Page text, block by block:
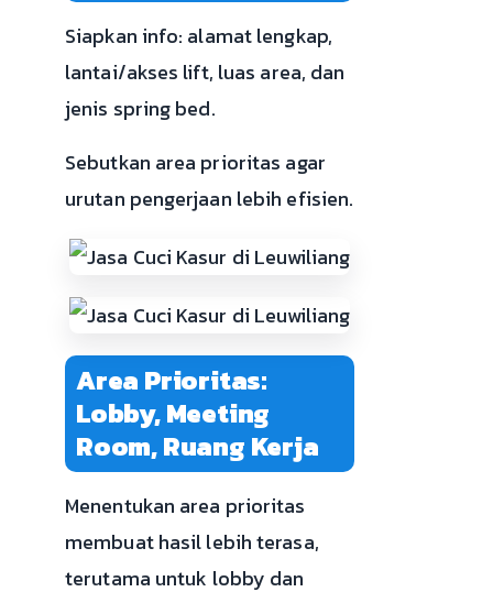
Siapkan info: alamat lengkap,
lantai/akses lift, luas area, dan
jenis spring bed.
Sebutkan area prioritas agar
urutan pengerjaan lebih efisien.
Area Prioritas:
Lobby, Meeting
Room, Ruang Kerja
Menentukan area prioritas
membuat hasil lebih terasa,
terutama untuk lobby dan